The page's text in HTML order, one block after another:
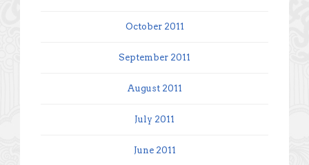
October 2011
September 2011
August 2011
July 2011
June 2011